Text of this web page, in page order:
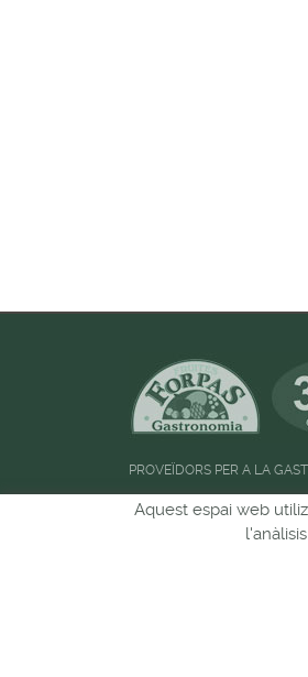
PROVEÏDORS PER A LA
Horari d'atenció al
Aquest espai web